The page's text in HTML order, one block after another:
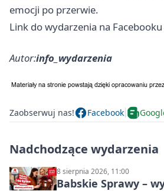
emocji po przerwie.
Link do wydarzenia na Facebooku
Autor:info_wydarzenia
Zaobserwuj nas! Facebook
Nadchodzące wydarzenia
8 sierpnia 2026, 11:00
Babskie Sprawy –